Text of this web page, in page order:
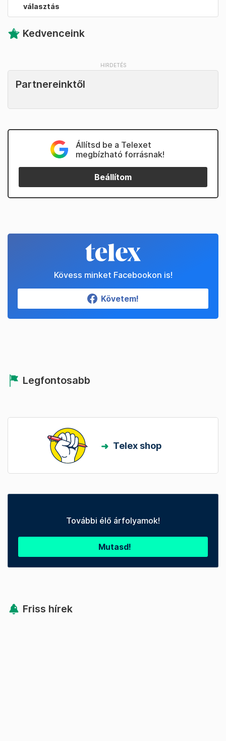
választás
Kedvenceink
Partnereinktől
Állítsd be a Telexet
megbízható forrásnak!
Beállítom
Kövess minket Facebookon is!
Követem!
Legfontosabb
Telex shop
További élő árfolyamok!
Mutasd!
Friss hírek